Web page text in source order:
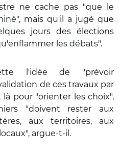
ne cache pas "que le
mais qu'il a jugé que
jours des élections
les débats".
l'idée de "prévoir
de ces travaux par
là pour "orienter les choix",
"doivent rester aux
aux territoires, aux
argue-t-il.